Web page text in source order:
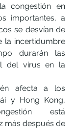
congestión en
importantes, a
se desvían de
la incertidumbre
durarán las
del virus en la
afecta a los
y Hong Kong,
está
más después de